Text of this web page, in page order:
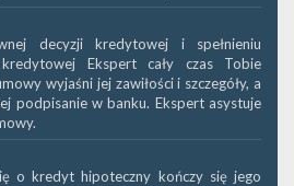
decyzji kredytowej i spełnieniu
Ekspert cały czas Tobie
wyjaśni jej zawiłości i szczegóły, a
podpisanie w banku. Ekspert asystuje
o kredyt hipoteczny kończy się jego